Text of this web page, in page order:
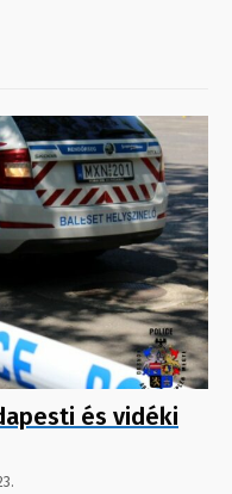
és vidéki